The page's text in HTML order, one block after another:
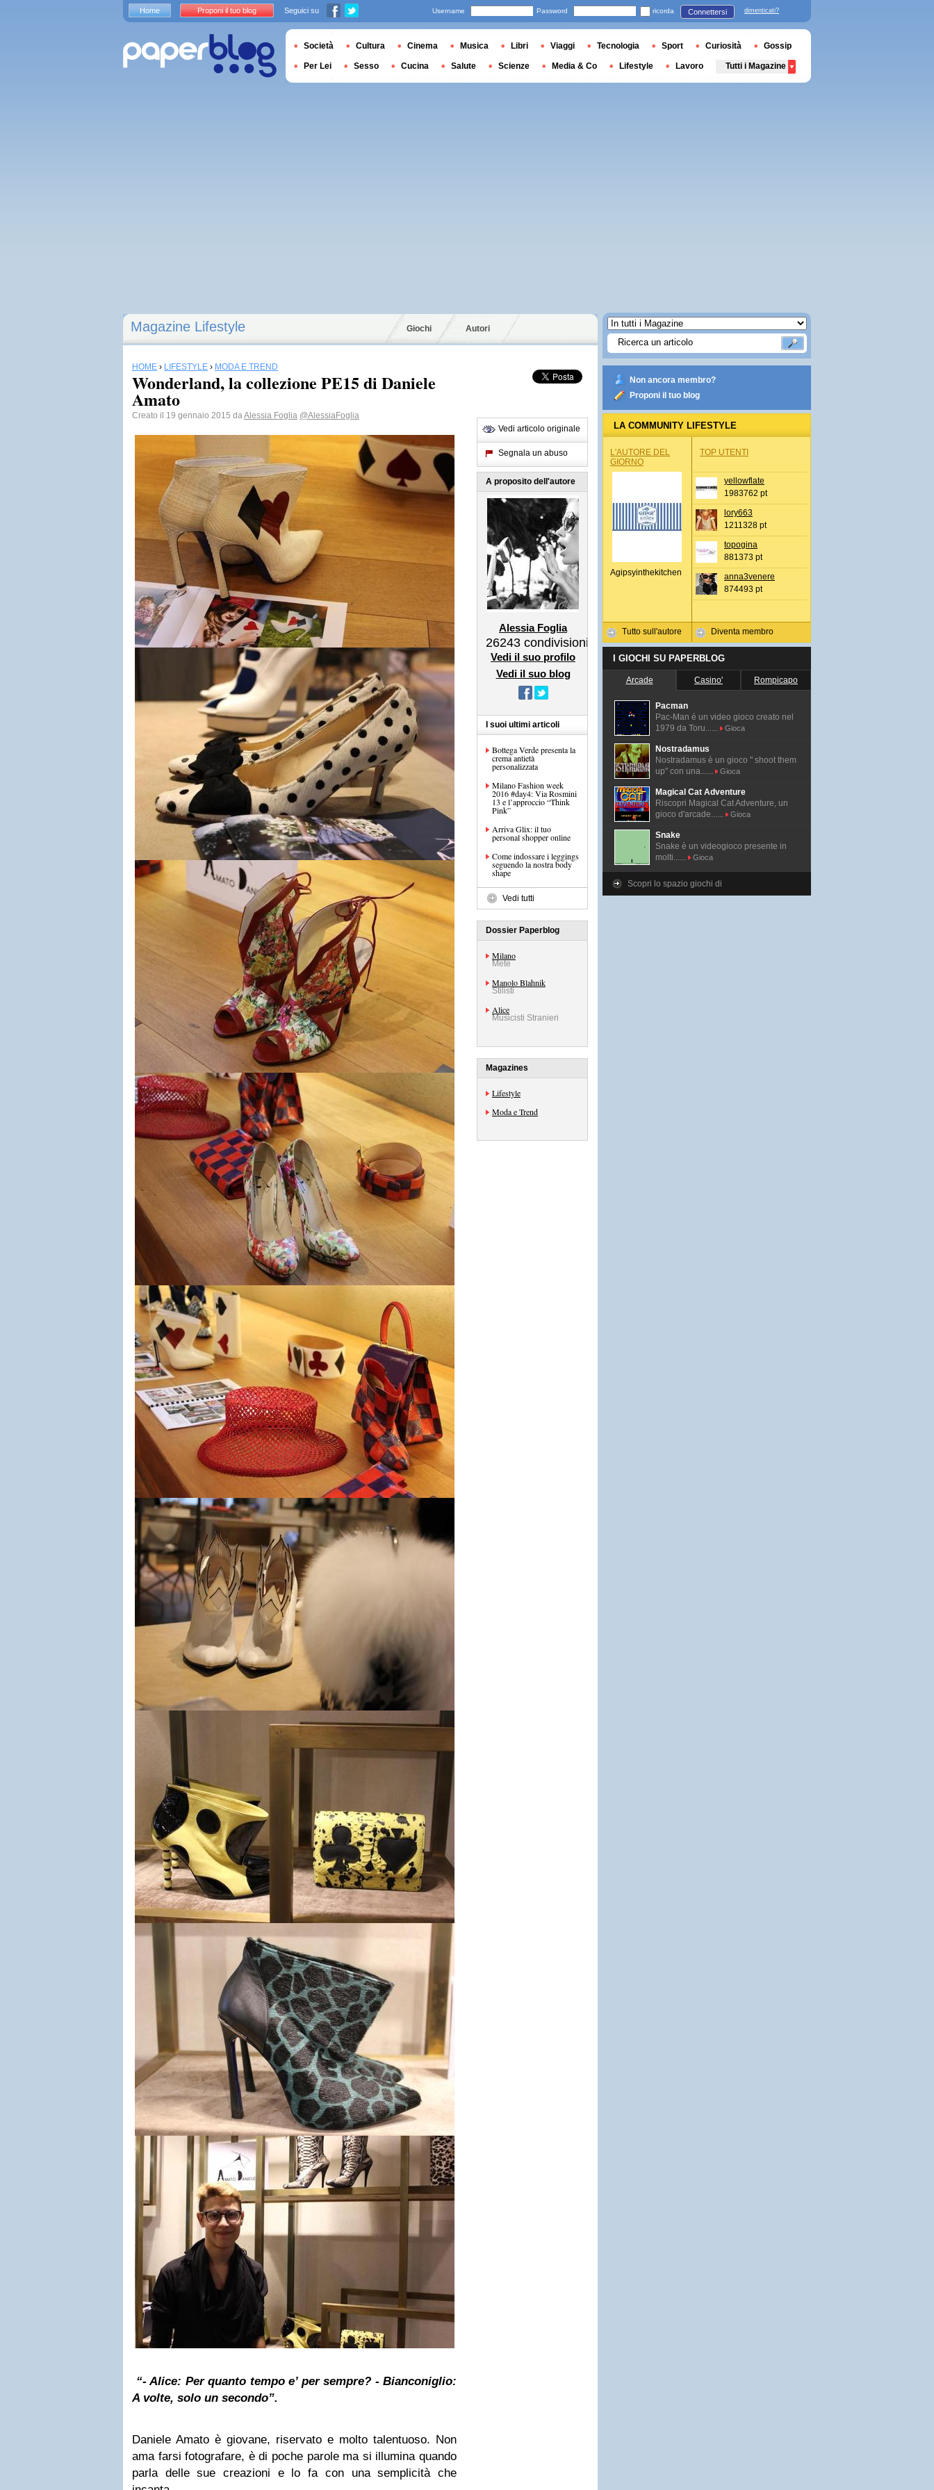
Magazine Lifestyle Giochi Autori
HOME › LIFESTYLE › MODA E TREND
Wonderland, la collezione PE15 di Daniele
Amato
Creato il 19 gennaio 2015 daAlessia Foglia @AlessiaFoglia
“- Alice: Per quanto tempo e’ per sempre? - Bianconiglio:
A volte, solo un secondo”.
Daniele Amato è giovane, riservato e molto talentuoso. Non
ama farsi fotografare, è di poche parole ma si illumina quando
parla delle sue creazioni e lo fa con una semplicità che
Vedi articolo originale
Segnala un abuso
A proposito dell'autore
Alessia Foglia
26243 condivisioni
Vedi il suo profilo
Vedi il suo blog
I suoi ultimi articoli
Bottega Verde presenta la
crema antietà
personalizzata
Milano Fashion week
2016 #day4: Via Rosmini
13 e l’approccio “Think
Pink”
Arriva Glix: il tuo
personal shopper online
Come indossare i leggings
seguendo la nostra body
shape
Vedi tutti
Dossier Paperblog
Milano
Mete
Manolo Blahnik
Stilisti
Alice
Musicisti Stranieri
Magazines
Lifestyle
Moda e Trend
Non ancora membro?
Proponi il tuo blog
LA COMMUNITY LIFESTYLE
L'AUTORE DEL
GIORNO
Agipsyinthekitchen
Tutto sull'autore
TOP UTENTI
yellowflate
1983762 pt
lory663
1211328 pt
topogina
881373 pt
anna3venere
874493 pt
Diventa membro
I GIOCHI SU PAPERBLOG
Arcade Casino' Rompicapo
Pacman
Pac-Man é un video gioco creato nel
1979 da Toru......
Gioca
Nostradamus
Nostradamus è un gioco " shoot them
up" con una......
Gioca
Magical Cat Adventure
Riscopri Magical Cat Adventure, un
gioco d'arcade......
Gioca
Snake
Snake è un videogioco presente in
molti......
Gioca
Scopri lo spazio giochi di
Home Proponi il tuo blog Seguici su Username Password ricorda Connettersi dimenticati?
Società Cultura Cinema Musica Libri Viaggi Tecnologia Sport Curiosità Gossip
Per Lei Sesso Cucina Salute Scienze Media & Co Lifestyle Lavoro Tutti i Magazine